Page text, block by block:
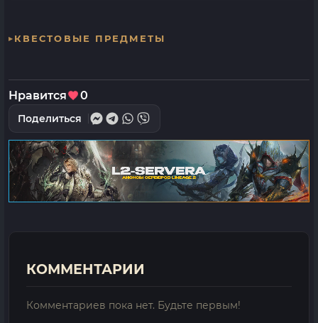
КВЕСТОВЫЕ ПРЕДМЕТЫ
Нравится 0
Поделиться
КОММЕНТАРИИ
Комментариев пока нет. Будьте первым!